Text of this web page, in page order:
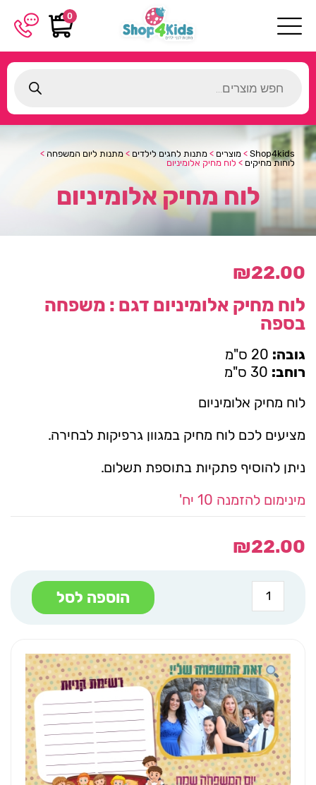
0
search
Shop4kids
> מוצרים > מתנות לחגים לילדים > מתנות ליום המשפחה >
לוחות מחיקים > לוח מחיק אלומיניום
לוח מחיק אלומיניום
₪22.00
לוח מחיק אלומיניום דגם : משפחה
בספה
גובה:
רוחב:
לוח מחיק אלומיניום
מציעים לכם לוח מחיק במגוון גרפיקות לבחירה.
ניתן להוסיף פתקיות בתוספת תשלום.
מינימום להזמנה 10 יח'
₪22.00
כמות
של
לוח
הוספה לסל